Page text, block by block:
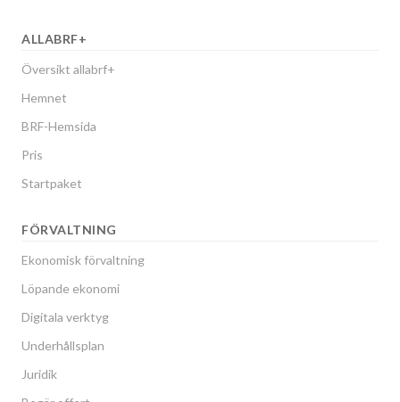
ALLABRF+
Översikt allabrf+
Hemnet
BRF-Hemsida
Pris
Startpaket
FÖRVALTNING
Ekonomisk förvaltning
Löpande ekonomi
Digitala verktyg
Underhållsplan
Juridik